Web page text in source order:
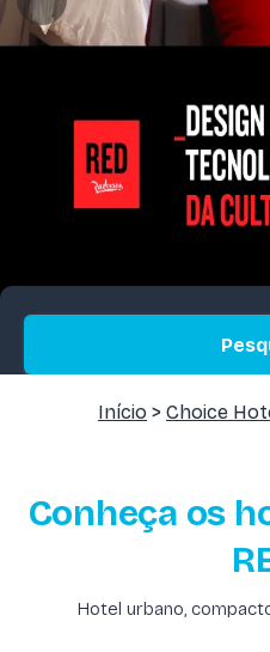
Início > Choice
Conheça os
Hotel urbano,